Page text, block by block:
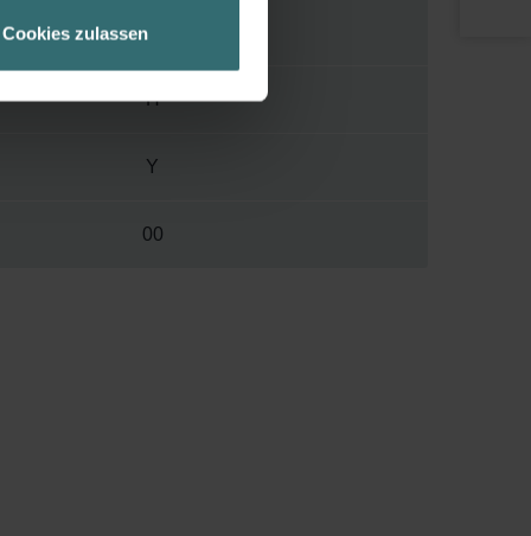
Informationen
über einen Link in der
Cookies zulassen75 mm
H
Y
00